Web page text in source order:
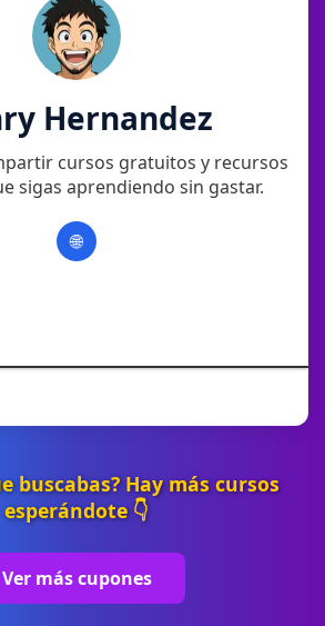
Hernandez
cursos gratuitos y recursos
sigas aprendiendo sin gastar.
🌐
buscabas? Hay más cursos
esperándote 👇
Ver más cupones